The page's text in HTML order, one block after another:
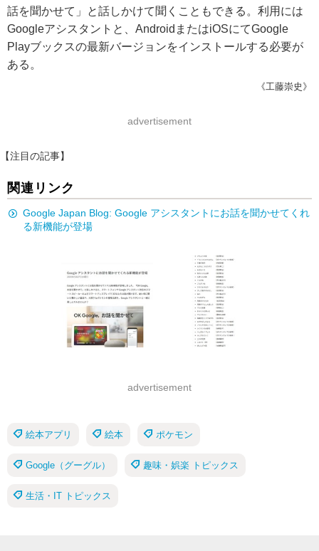
話を聞かせて」と話しかけて聞くこともできる。利用には
Googleアシスタントと、AndroidまたはiOSにてGoogle
Playブックスの最新バージョンをインストールする必要が
ある。
《工藤崇史》
advertisement
【注目の記事】
関連リンク
Google Japan Blog: Google アシスタントにお話を聞かせてくれ
る新機能が登場
advertisement
絵本アプリ 絵本 ポケモン
Google（グーグル） 趣味・娯楽 トピックス
生活・IT トピックス